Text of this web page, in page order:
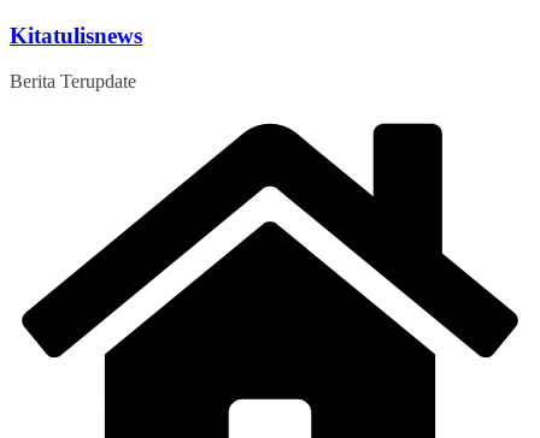
Skip
content
Kitatulisnews
Berita Terupdate